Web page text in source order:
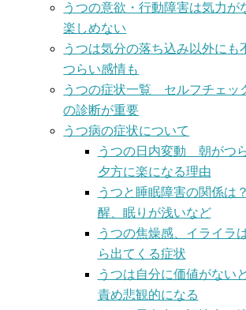
うつの意欲・行動障害は気力が
楽しめない
うつは気分の落ち込み以外にも
つらい感情も
うつの症状一覧 セルフチェッ
の診断が重要
うつ病の症状について
うつの日内変動 朝がつ
夕方に楽になる理由
うつと睡眠障害の関係は
醒、眠りが浅いなど
うつの焦燥感、イライラ
ら出てくる症状
うつは自分に価値がない
責め悲観的になる